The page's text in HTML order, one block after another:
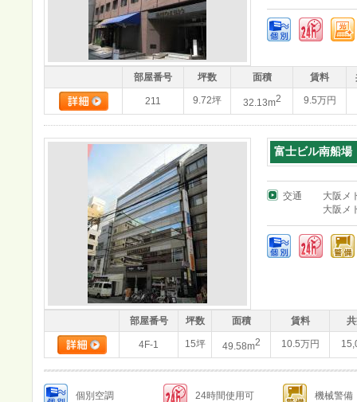
部屋番号 坪数 面積 賃料
211 9.72坪 32.13m2 9.5万円
富士ビル南船場
交通
大阪メ
大阪メ
部屋番号 坪数 面積 賃料
4F-1 15坪 49.58m2 10.5万円
個別空調 24時間使用可 機械警備